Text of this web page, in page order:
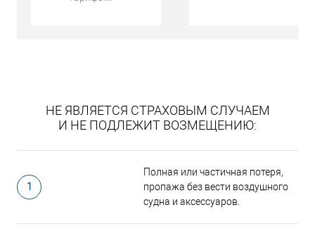
НЕ ЯВЛЯЕТСЯ СТРАХОВЫМ СЛУЧАЕМ
И НЕ ПОДЛЕЖИТ ВОЗМЕЩЕНИЮ:
1
Полная или частичная потеря,
пропажа без вести воздушного
судна и аксессуаров.